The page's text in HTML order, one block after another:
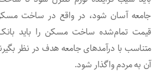
قیمت تمام‌شده ساخت مسکن را باید
آن به مردم واگذار شود.